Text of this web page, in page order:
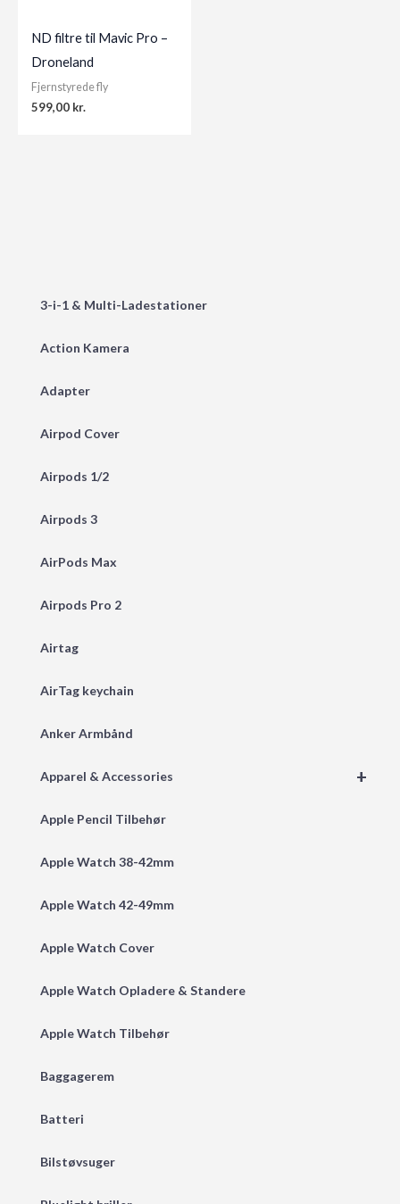
3-i-1 & Multi-Ladestationer
Action Kamera
Adapter
Airpod Cover
Airpods 1/2
Airpods 3
AirPods Max
Airpods Pro 2
Airtag
AirTag keychain
Anker Armbånd
+
Apparel & Accessories
Apple Pencil Tilbehør
Apple Watch 38-42mm
Apple Watch 42-49mm
Apple Watch Cover
Apple Watch Opladere & Standere
Apple Watch Tilbehør
Baggagerem
Batteri
Bilstøvsuger
ND filtre til Mavic Pro –
Droneland
Fjernstyrede fly
599,00 kr.